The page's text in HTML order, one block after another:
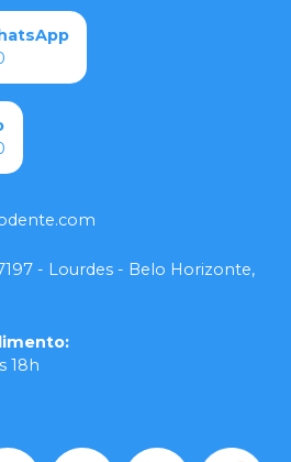
- Lourdes - Belo Horizonte,
:
18h